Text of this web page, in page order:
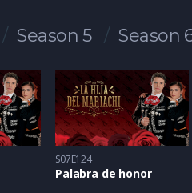
Season 5 Season
S07E124
Palabra de honor